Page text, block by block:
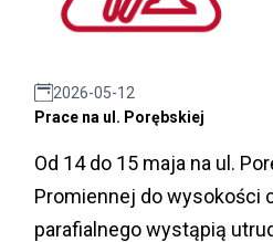
2026-05-12
Prace na ul. Porębskiej
Od 14 do 15 maja na ul.
Promiennej do wysokości
parafialnego wystąpią